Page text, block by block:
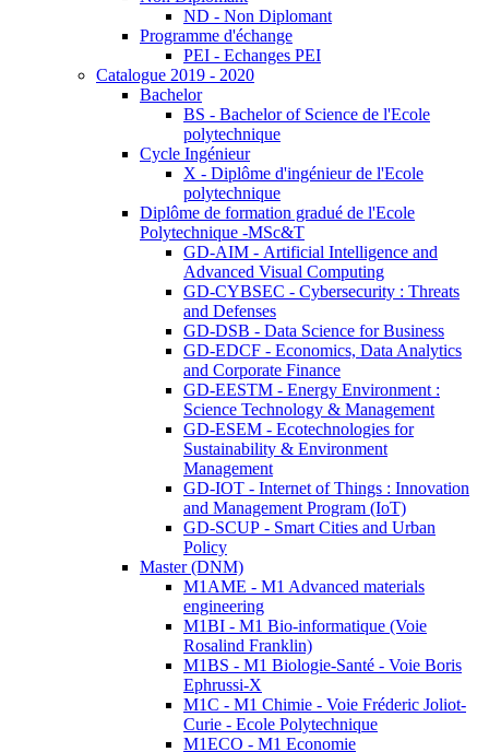
ND - Non Diplomant
Programme d'échange
PEI - Echanges PEI
Catalogue 2019 - 2020
Bachelor
BS - Bachelor of Science de l'Ecole
polytechnique
Cycle Ingénieur
X - Diplôme d'ingénieur de l'Ecole
polytechnique
Diplôme de formation gradué de l'Ecole
Polytechnique -MSc&T
GD-AIM - Artificial Intelligence and
Advanced Visual Computing
GD-CYBSEC - Cybersecurity : Threats
and Defenses
GD-DSB - Data Science for Business
GD-EDCF - Economics, Data Analytics
and Corporate Finance
GD-EESTM - Energy Environment :
Science Technology & Management
GD-ESEM - Ecotechnologies for
Sustainability & Environment
Management
GD-IOT - Internet of Things : Innovation
and Management Program (IoT)
GD-SCUP - Smart Cities and Urban
Policy
Master (DNM)
M1AME - M1 Advanced materials
engineering
M1BI - M1 Bio-informatique (Voie
Rosalind Franklin)
M1BS - M1 Biologie-Santé - Voie Boris
Ephrussi-X
M1C - M1 Chimie - Voie Fréderic Joliot-
Curie - Ecole Polytechnique
M1ECO - M1 Economie